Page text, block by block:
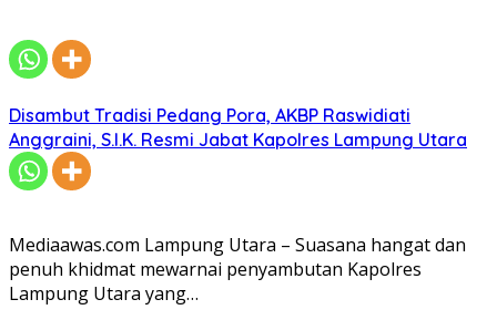
Disambut Tradisi Pedang Pora, AKBP Raswidiati
Anggraini, S.I.K. Resmi Jabat Kapolres Lampung Utara
Mediaawas.com Lampung Utara – Suasana hangat dan
penuh khidmat mewarnai penyambutan Kapolres
Lampung Utara yang…